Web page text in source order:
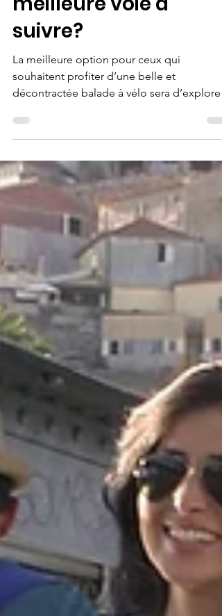
Quelle est la
meilleure voie à
suivre?
La meilleure option pour ceux qui
souhaitent profiter d’une belle et